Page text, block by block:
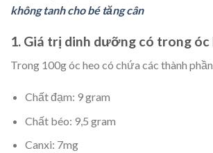
không tanh cho bé tăng cân
1. Giá trị dinh dưỡng có trong óc
Trong 100g óc heo có chứa các thành
Chất đạm: 9 gram
Chất béo: 9,5 gram
Canxi: 7mg